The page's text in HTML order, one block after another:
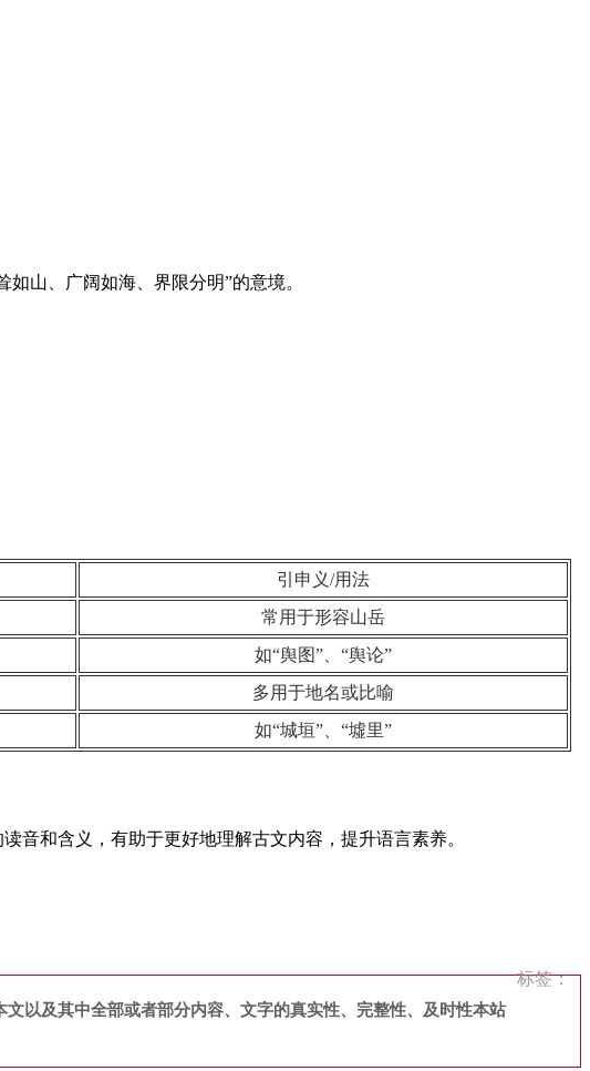
山、广阔如海、界限分明”的意境。
引申义/用法
常用于形容山岳
如“舆图”、“舆论”
多用于地名或比喻
如“城垣”、“墟里”
音和含义，有助于更好地理解古文内容，提升语言素养。
标签：
以及其中全部或者部分内容、文字的真实性、完整性、及时性本站